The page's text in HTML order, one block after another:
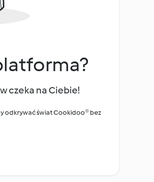
czeka na Ciebie!
odkrywać świat Cookidoo® bez